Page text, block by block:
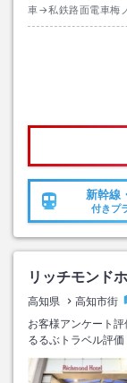
車→私鉄路面電車梅
新幹線
付きプ
リッチモンド
高知県 高知市街
お客様アンケート評
るるぶトラベル評価